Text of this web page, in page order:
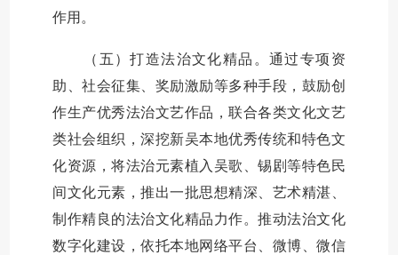
作用。
（五）打造法治文化精品。通过专项资
助、社会征集、奖励激励等多种手段，鼓励创
作生产优秀法治文艺作品，联合各类文化文艺
类社会组织，深挖新吴本地优秀传统和特色文
化资源，将法治元素植入吴歌、锡剧等特色民
间文化元素，推出一批思想精深、艺术精湛、
制作精良的法治文化精品力作。推动法治文化
数字化建设，依托本地网络平台、微博、微信